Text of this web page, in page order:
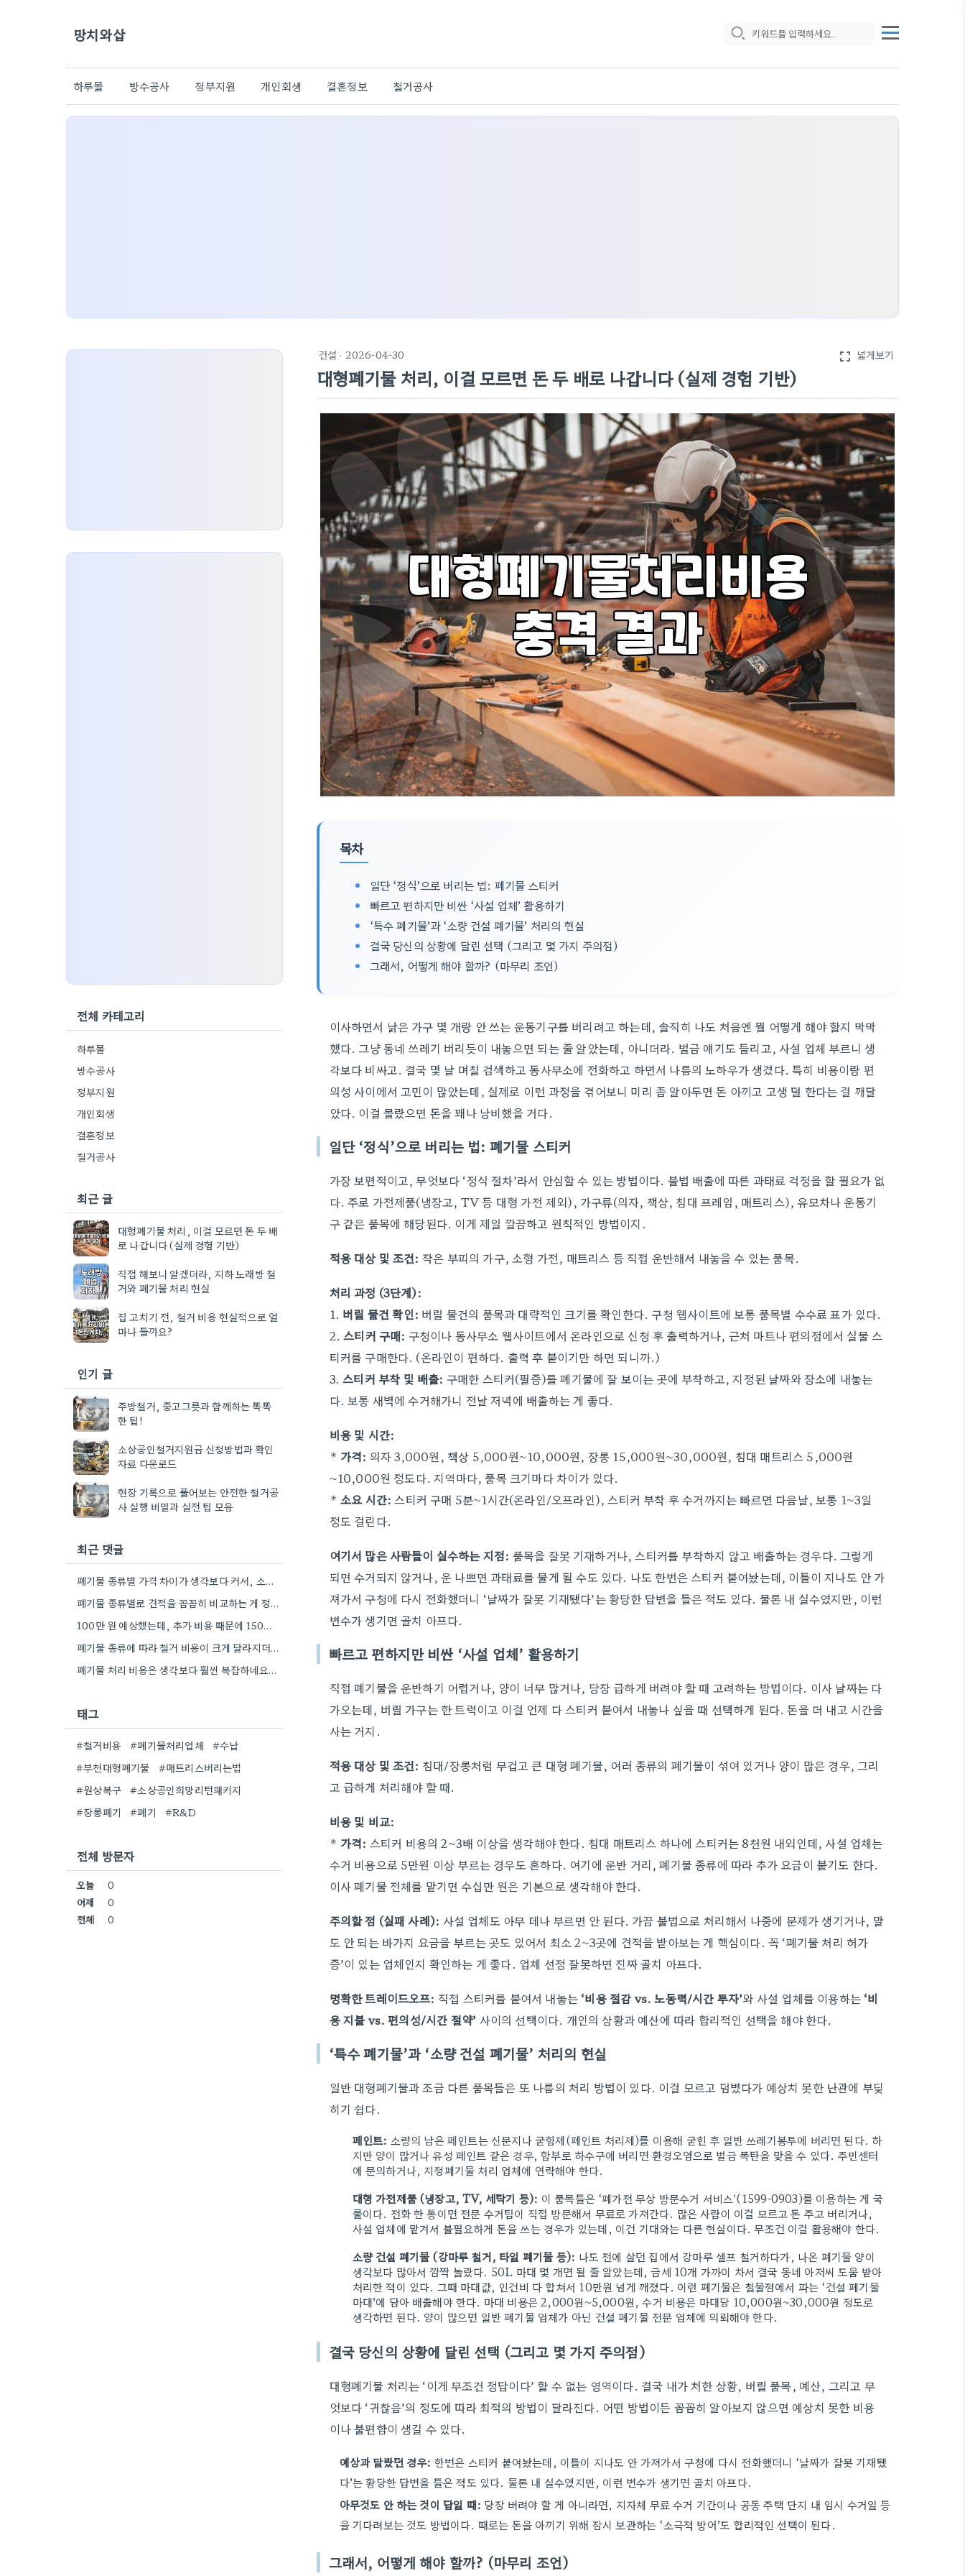
망치와삽
하루몰 방수공사 정부지원 개인회생 결혼정보 철거공사
건설 · 2026-04-30 fullscreen 넓게보기
대형폐기물 처리, 이걸 모르면 돈 두 배로 나갑니다 (실제 경험 기반)
목차
일단 ‘정식’으로 버리는 법: 폐기물 스티커
빠르고 편하지만 비싼 ‘사설 업체’ 활용하기
‘특수 폐기물’과 ‘소량 건설 폐기물’ 처리의 현실
결국 당신의 상황에 달린 선택 (그리고 몇 가지 주의점)
그래서, 어떻게 해야 할까? (마무리 조언)
이사하면서 낡은 가구 몇 개랑 안 쓰는 운동기구를 버리려고 하는데, 솔직히 나도 처음엔 뭘 어떻게 해야 할지 막막
했다. 그냥 동네 쓰레기 버리듯이 내놓으면 되는 줄 알았는데, 아니더라. 벌금 얘기도 들리고, 사설 업체 부르니 생
각보다 비싸고. 결국 몇 날 며칠 검색하고 동사무소에 전화하고 하면서 나름의 노하우가 생겼다. 특히 비용이랑 편
의성 사이에서 고민이 많았는데, 실제로 이런 과정을 겪어보니 미리 좀 알아두면 돈 아끼고 고생 덜 한다는 걸 깨달
았다. 이걸 몰랐으면 돈을 꽤나 낭비했을 거다.
일단 ‘정식’으로 버리는 법: 폐기물 스티커
가장 보편적이고, 무엇보다 ‘정식 절차’라서 안심할 수 있는 방법이다. 불법 배출에 따른 과태료 걱정을 할 필요가 없
다. 주로 가전제품(냉장고, TV 등 대형 가전 제외), 가구류(의자, 책상, 침대 프레임, 매트리스), 유모차나 운동기
구 같은 품목에 해당된다. 이게 제일 깔끔하고 원칙적인 방법이지.
적용 대상 및 조건: 작은 부피의 가구, 소형 가전, 매트리스 등 직접 운반해서 내놓을 수 있는 품목.
처리 과정 (3단계):
1. 버릴 물건 확인: 버릴 물건의 품목과 대략적인 크기를 확인한다. 구청 웹사이트에 보통 품목별 수수료 표가 있다.
2.스티커 구매: 구청이나 동사무소 웹사이트에서 온라인으로 신청 후 출력하거나, 근처 마트나 편의점에서 실물 스
티커를 구매한다. (온라인이 편하다. 출력 후 붙이기만 하면 되니까.)
3.스티커 부착 및 배출: 구매한 스티커(필증)를 폐기물에 잘 보이는 곳에 부착하고, 지정된 날짜와 장소에 내놓는
다. 보통 새벽에 수거해가니 전날 저녁에 배출하는 게 좋다.
비용 및 시간:
* 가격: 의자 3,000원, 책상 5,000원~10,000원, 장롱 15,000원~30,000원, 침대 매트리스 5,000원
~10,000원 정도다. 지역마다, 품목 크기마다 차이가 있다.
* 소요 시간: 스티커 구매 5분~1시간(온라인/오프라인), 스티커 부착 후 수거까지는 빠르면 다음날, 보통 1~3일
정도 걸린다.
여기서 많은 사람들이 실수하는 지점: 품목을 잘못 기재하거나, 스티커를 부착하지 않고 배출하는 경우다. 그렇게
되면 수거되지 않거나, 운 나쁘면 과태료를 물게 될 수도 있다. 나도 한번은 스티커 붙여놨는데, 이틀이 지나도 안 가
져가서 구청에 다시 전화했더니 ‘날짜가 잘못 기재됐다’는 황당한 답변을 들은 적도 있다. 물론 내 실수였지만, 이런
변수가 생기면 골치 아프다.
빠르고 편하지만 비싼 ‘사설 업체’ 활용하기
직접 폐기물을 운반하기 어렵거나, 양이 너무 많거나, 당장 급하게 버려야 할 때 고려하는 방법이다. 이사 날짜는 다
가오는데, 버릴 가구는 한 트럭이고 이걸 언제 다 스티커 붙여서 내놓나 싶을 때 선택하게 된다. 돈을 더 내고 시간을
사는 거지.
적용 대상 및 조건: 침대/장롱처럼 무겁고 큰 대형 폐기물, 여러 종류의 폐기물이 섞여 있거나 양이 많은 경우, 그리
고 급하게 처리해야 할 때.
비용 및 비교:
* 가격: 스티커 비용의 2~3배 이상을 생각해야 한다. 침대 매트리스 하나에 스티커는 8천원 내외인데, 사설 업체는
수거 비용으로 5만원 이상 부르는 경우도 흔하다. 여기에 운반 거리, 폐기물 종류에 따라 추가 요금이 붙기도 한다.
이사 폐기물 전체를 맡기면 수십만 원은 기본으로 생각해야 한다.
주의할 점 (실패 사례): 사설 업체도 아무 데나 부르면 안 된다. 가끔 불법으로 처리해서 나중에 문제가 생기거나, 말
도 안 되는 바가지 요금을 부르는 곳도 있어서 최소 2~3곳에 견적을 받아보는 게 핵심이다. 꼭 ‘폐기물 처리 허가
증’이 있는 업체인지 확인하는 게 좋다. 업체 선정 잘못하면 진짜 골치 아프다.
명확한 트레이드오프: 직접 스티커를 붙여서 내놓는 ‘비용 절감 vs. 노동력/시간 투자’와 사설 업체를 이용하는 ‘비
용 지불 vs. 편의성/시간 절약’ 사이의 선택이다. 개인의 상황과 예산에 따라 합리적인 선택을 해야 한다.
‘특수 폐기물’과 ‘소량 건설 폐기물’ 처리의 현실
일반 대형폐기물과 조금 다른 품목들은 또 나름의 처리 방법이 있다. 이걸 모르고 덤볐다가 예상치 못한 난관에 부딪
히기 쉽다.
페인트: 소량의 남은 페인트는 신문지나 굳힘제(폐인트 처리제)를 이용해 굳힌 후 일반 쓰레기봉투에 버리면 된다. 하
지만 양이 많거나 유성 페인트 같은 경우, 함부로 하수구에 버리면 환경오염으로 벌금 폭탄을 맞을 수 있다. 주민센터
에 문의하거나, 지정폐기물 처리 업체에 연락해야 한다.
대형 가전제품 (냉장고, TV, 세탁기 등): 이 품목들은 ‘폐가전 무상 방문수거 서비스'(1599-0903)를 이용하는 게 국
룰이다. 전화 한 통이면 전문 수거팀이 직접 방문해서 무료로 가져간다. 많은 사람이 이걸 모르고 돈 주고 버리거나,
사설 업체에 맡겨서 불필요하게 돈을 쓰는 경우가 있는데, 이건 기대와는 다른 현실이다. 무조건 이걸 활용해야 한다.
소량 건설 폐기물 (강마루 철거, 타일 폐기물 등): 나도 전에 살던 집에서 강마루 셀프 철거하다가, 나온 폐기물 양이
생각보다 많아서 깜짝 놀랐다. 50L 마대 몇 개면 될 줄 알았는데, 금세 10개 가까이 차서 결국 동네 아저씨 도움 받아
처리한 적이 있다. 그때 마대값, 인건비 다 합쳐서 10만원 넘게 깨졌다. 이런 폐기물은 철물점에서 파는 ‘건설 폐기물
마대’에 담아 배출해야 한다. 마대 비용은 2,000원~5,000원, 수거 비용은 마대당 10,000원~30,000원 정도로
생각하면 된다. 양이 많으면 일반 폐기물 업체가 아닌 건설 폐기물 전문 업체에 의뢰해야 한다.
결국 당신의 상황에 달린 선택 (그리고 몇 가지 주의점)
대형폐기물 처리는 ‘이게 무조건 정답이다’ 할 수 없는 영역이다. 결국 내가 처한 상황, 버릴 품목, 예산, 그리고 무
엇보다 ‘귀찮음’의 정도에 따라 최적의 방법이 달라진다. 어떤 방법이든 꼼꼼히 알아보지 않으면 예상치 못한 비용
이나 불편함이 생길 수 있다.
예상과 달랐던 경우: 한번은 스티커 붙여놨는데, 이틀이 지나도 안 가져가서 구청에 다시 전화했더니 ‘날짜가 잘못 기재됐
다’는 황당한 답변을 들은 적도 있다. 물론 내 실수였지만, 이런 변수가 생기면 골치 아프다.
아무것도 안 하는 것이 답일 때: 당장 버려야 할 게 아니라면, 지자체 무료 수거 기간이나 공동 주택 단지 내 임시 수거일 등
을 기다려보는 것도 방법이다. 때로는 돈을 아끼기 위해 잠시 보관하는 ‘소극적 방어’도 합리적인 선택이 된다.
그래서, 어떻게 해야 할까? (마무리 조언)
전체 카테고리
하루몰
방수공사
정부지원
개인회생
결혼정보
철거공사
최근 글
대형폐기물 처리, 이걸 모르면 돈 두 배
로 나갑니다 (실제 경험 기반)
직접 해보니 알겠더라, 지하 노래방 철
거와 폐기물 처리 현실
집 고치기 전, 철거 비용 현실적으로 얼
마나 들까요?
인기 글
주방철거, 중고그릇과 함께하는 똑똑
한 팁!
소상공인철거지원금 신청방법과 확인
자료 다운로드
현장 기록으로 풀어보는 안전한 철거공
사 실행 비밀과 실전 팁 모음
최근 댓글
폐기물 종류별 가격 차이가 생각보다 커서, 소각이나 매립에 따라 비용이 많이 달라지네요.
폐기물 종류별로 견적을 꼼꼼히 비교하는 게 정말 중요하네요. 석면 검사 같은 것도 미리 확인하는 게…
100만 원 예상했는데, 추가 비용 때문에 150만 원이 넘었다고 하니, 오래된 집일수록 예상보다 훨씬 부담될…
폐기물 종류에 따라 철거 비용이 크게 달라지더라고요. 특히 대형 가구는 추가 비용이 발생할 수 있다는…
폐기물 처리 비용은 생각보다 훨씬 복잡하네요. 제가 이전 집에서 작은 가구만 직접 처리했는데, 그 정도면…
태그
#철거비용 #폐기물처리업체
#수납
#부천대형폐기물
#매트리스버리는법
#원상복구
#소상공인희망리턴패키지
#장롱폐기
#폐기 #R&D
전체 방문자
오늘
0
어제
0
전체
0